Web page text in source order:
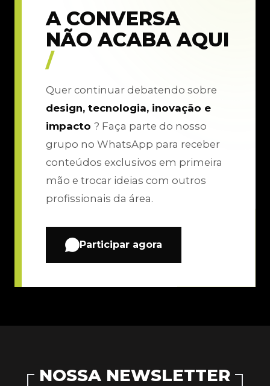
A CONVERSA
NÃO ACABA AQUI
/
Quer continuar debatendo sobre
design, tecnologia, inovação e
impacto ? Faça parte do nosso
grupo no WhatsApp para receber
conteúdos exclusivos em primeira
mão e trocar ideias com outros
profissionais da área.
Participar agora
NOSSA NEWSLETTER